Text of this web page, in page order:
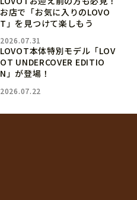
お店で「お気に入りのLOVO
T」を見つけて楽しもう
2026.07.31
LOVOT本体特別モデル「LOV
OT UNDERCOVER EDITIO
N」が登場！
2026.07.22